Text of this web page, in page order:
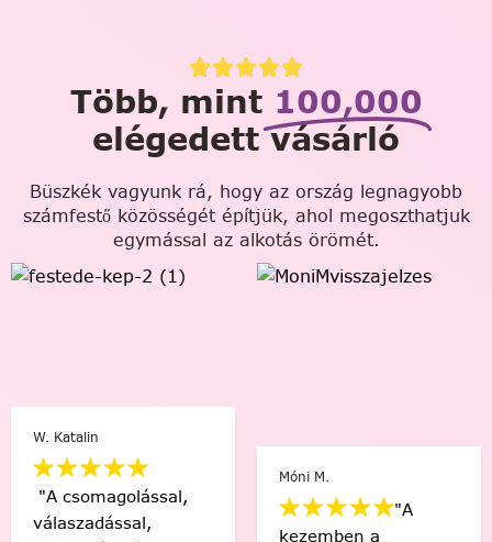
Több, mint 100,000
elégedett vásárló
Büszkék vagyunk rá, hogy az ország legnagyobb
számfestő közösségét építjük, ahol megoszthatjuk
egymással az alkotás örömét.
Katalin
csomagolással,
Móni M.
"A
kezemben a